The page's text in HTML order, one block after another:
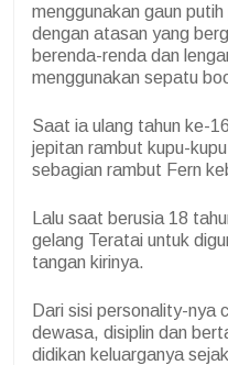
menggunakan gaun
dengan atasan yang
berenda-renda dan
menggunakan sepatu
Saat ia ulang tahun ke-
jepitan rambut kupu-
sebagian rambut Fern
Lalu saat berusia 18
gelang Teratai untuk
tangan kirinya.
Dari sisi personality-nya
dewasa, disiplin dan
didikan keluarganya